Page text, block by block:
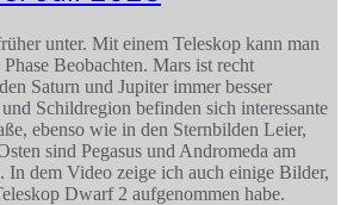
unter. Mit einem Teleskop kann man
Beobachten. Mars ist recht
Saturn und Jupiter immer besser
Schildregion befinden sich interessante
ebenso wie in den Sternbilden Leier,
sind Pegasus und Andromeda am
In dem Video zeige ich auch einige Bilder,
Dwarf 2 aufgenommen habe.